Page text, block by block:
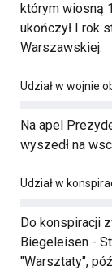
którym wiosną
ukończył I rok
Warszawskiej.
Udział w wojnie
Na apel
wyszedł na
Udział w
Do konspiracji
Biegeleisen -
"Warsztaty",